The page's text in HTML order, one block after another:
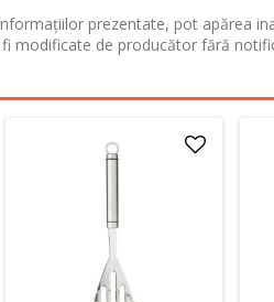
prezentate, pot apărea
modificate de producător fără